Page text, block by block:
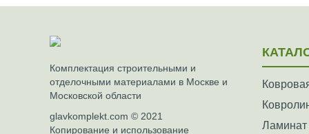
Комплектация строительными и
отделочными материалами в Москве и
Московской области
glavkomplekt.com © 2021
Копирование и использование
Ламинат